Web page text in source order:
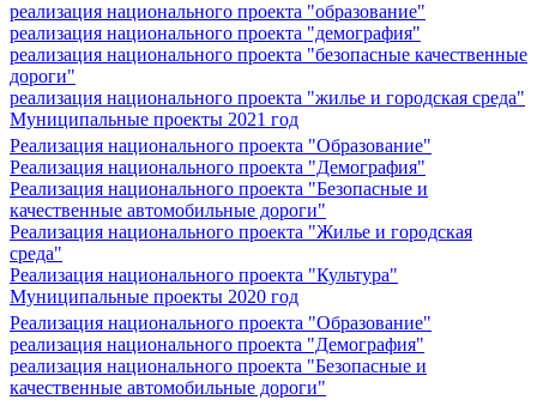
реализация национального проекта "образование"
реализация национального проекта "демография"
реализация национального проекта "безопасные качественные
дороги"
реализация национального проекта "жилье и городская среда"
Муниципальные проекты 2021 год
Реализация национального проекта "Образование"
Реализация национального проекта "Демография"
Реализация национального проекта "Безопасные и
качественные автомобильные дороги"
Реализация национального проекта "Жилье и городская
среда"
Реализация национального проекта "Культура"
Муниципальные проекты 2020 год
Реализация национального проекта "Образование"
реализация национального проекта "Демография"
реализация национального проекта "Безопасные и
качественные автомобильные дороги"